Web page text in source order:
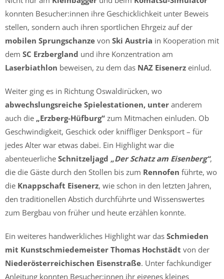
konnten Besucher:innen ihre Geschicklichkeit unter Beweis
stellen, sondern auch ihren sportlichen Ehrgeiz auf der
mobilen Sprungschanze von Ski Austria in Kooperation mit
dem SC Erzbergland und ihre Konzentration am
Laserbiathlon beweisen, zu dem das NAZ Eisenerz einlud.
Weiter ging es in Richtung Oswaldirücken, wo
abwechslungsreiche Spielestationen, unter anderem
auch die „Erzberg-Hüfburg“ zum Mitmachen einluden. Ob
Geschwindigkeit, Geschick oder kniffliger Denksport – für
jedes Alter war etwas dabei. Ein Highlight war die
abenteuerliche Schnitzeljagd „Der Schatz am Eisenberg“,
die die Gäste durch den Stollen bis zum Rennofen führte, wo
die Knappschaft Eisenerz, wie schon in den letzten Jahren,
den traditionellen Abstich durchführte und Wissenswertes
zum Bergbau von früher und heute erzählen konnte.
Ein weiteres handwerkliches Highlight war das Schmieden
mit Kunstschmiedemeister Thomas Hochstädt von der
Niederösterreichischen Eisenstraße. Unter fachkundiger
Anleitung konnten Besucher:innen ihr eigenes kleines